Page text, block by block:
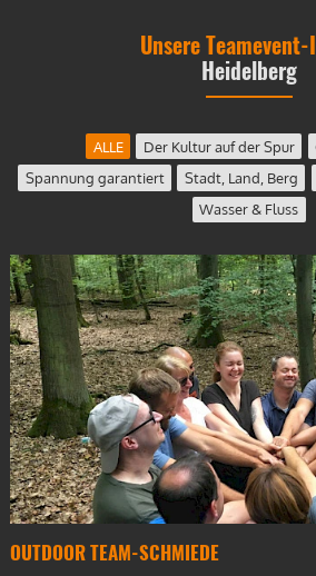
Unsere
Heidelberg
ALLE Der Kultur auf der Spur
Spannung garantiert
Stadt, Land, Berg
Wasser & Fluss
OUTDOOR TEAM-SCHMIEDE